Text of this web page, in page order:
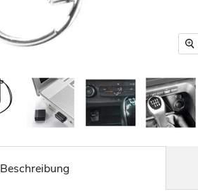
Beschreibung